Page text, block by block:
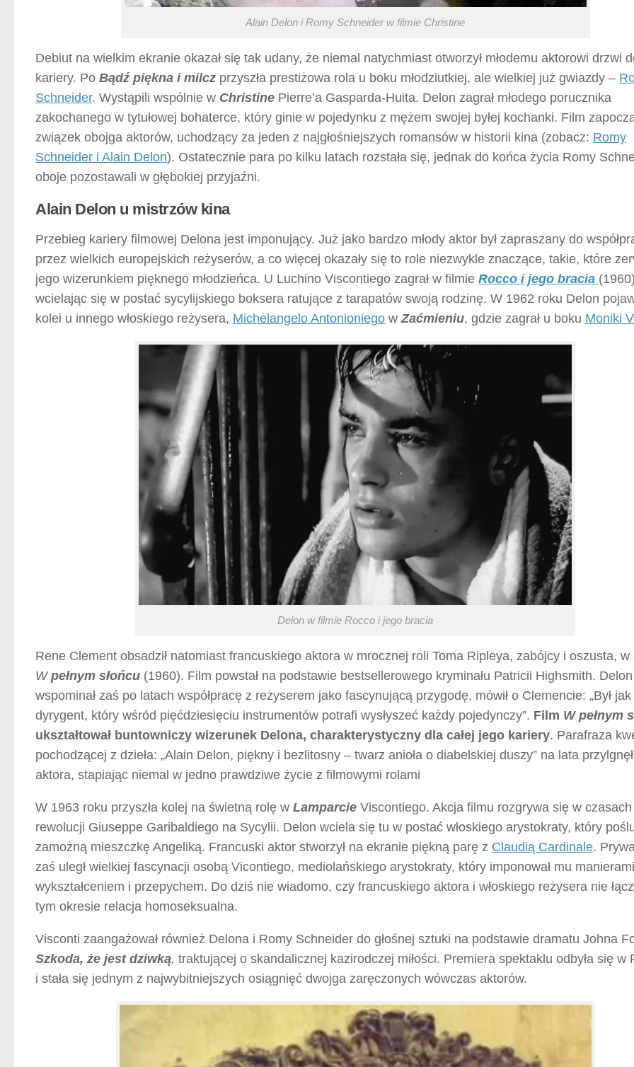
Alain Delon i Romy Schneider w filmie Christine
Debiut na wielkim ekranie okazał się tak udany, że niemal natychmiast otworzył młodemu aktorowi drzwi
kariery. Po Bądź piękna i milcz przyszła prestiżowa rola u boku młodziutkiej, ale wielkiej już gwiazdy –
Schneider. Wystąpili wspólnie w Christine Pierre’a Gasparda-Huita. Delon zagrał młodego porucznika
zakochanego w tytułowej bohaterce, który ginie w pojedynku z mężem swojej byłej kochanki. Film
związek obojga aktorów, uchodzący za jeden z najgłośniejszych romansów w historii kina (zobacz: Romy
Schneider i Alain Delon). Ostatecznie para po kilku latach rozstała się, jednak do końca życia Romy
oboje pozostawali w głębokiej przyjaźni.
Alain Delon u mistrzów kina
Przebieg kariery filmowej Delona jest imponujący. Już jako bardzo młody aktor był zapraszany do
przez wielkich europejskich reżyserów, a co więcej okazały się to role niezwykle znaczące, takie, które
jego wizerunkiem pięknego młodzieńca. U Luchino Viscontiego zagrał w filmie Rocco i jego bracia
wcielając się w postać sycylijskiego boksera ratujące z tarapatów swoją rodzinę. W 1962 roku Delon
kolei u innego włoskiego reżysera, Michelangelo Antonioniego w Zaćmieniu, gdzie zagrał u boku Moniki
Delon w filmie Rocco i jego bracia
Rene Clement obsadził natomiast francuskiego aktora w mrocznej roli Toma Ripleya, zabójcy i oszusta, w
W pełnym słońcu (1960). Film powstał na podstawie bestsellerowego kryminału Patricii Highsmith. Delon
wspominał zaś po latach współpracę z reżyserem jako fascynującą przygodę, mówił o Clemencie: „Był jak
dyrygent, który wśród pięćdziesięciu instrumentów potrafi wysłyszeć każdy pojedynczy”. Film W pełnym
ukształtował buntowniczy wizerunek Delona, charakterystyczny dla całej jego kariery. Parafraza
pochodzącej z dzieła: „Alain Delon, piękny i bezlitosny – twarz anioła o diabelskiej duszy” na lata
aktora, stapiając niemal w jedno prawdziwe życie z filmowymi rolami
W 1963 roku przyszła kolej na świetną rolę w Lamparcie Viscontiego. Akcja filmu rozgrywa się w czasach
rewolucji Giuseppe Garibaldiego na Sycylii. Delon wciela się tu w postać włoskiego arystokraty, który
zamożną mieszczkę Angeliką. Francuski aktor stworzył na ekranie piękną parę z Claudią Cardinale.
zaś uległ wielkiej fascynacji osobą Vicontiego, mediolańskiego arystokraty, który imponował mu
wykształceniem i przepychem. Do dziś nie wiadomo, czy francuskiego aktora i włoskiego reżysera nie
tym okresie relacja homoseksualna.
Visconti zaangażował również Delona i Romy Schneider do głośnej sztuki na podstawie dramatu Johna
Szkoda, że jest dziwką, traktującej o skandalicznej kazirodczej miłości. Premiera spektaklu odbyła się w
i stała się jednym z najwybitniejszych osiągnięć dwojga zaręczonych wówczas aktorów.